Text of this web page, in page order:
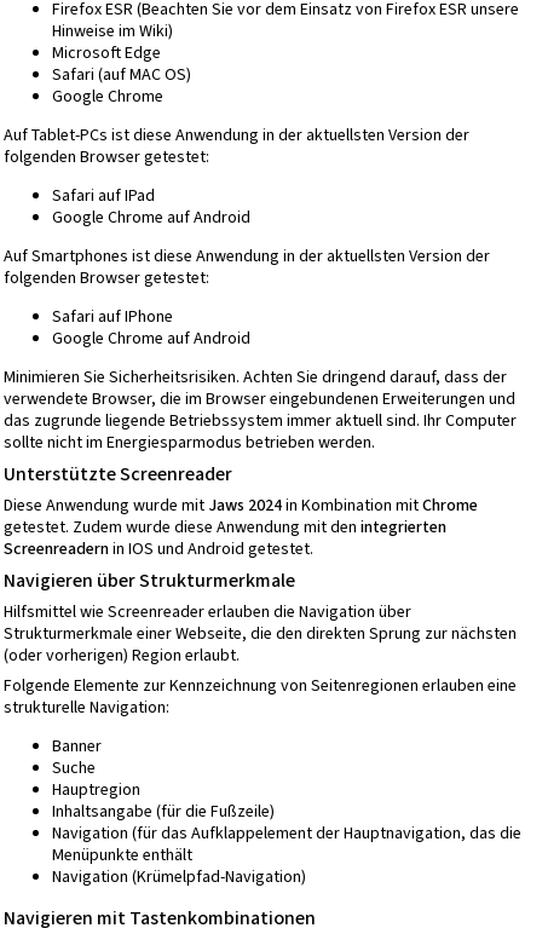
Firefox ESR (Beachten Sie vor dem Einsatz von Firefox ESR unsere
Hinweise im Wiki)
Microsoft Edge
Safari (auf MAC OS)
Google Chrome
Auf Tablet-PCs ist diese Anwendung in der aktuellsten Version der
folgenden Browser getestet:
Safari auf IPad
Google Chrome auf Android
Auf Smartphones ist diese Anwendung in der aktuellsten Version der
folgenden Browser getestet:
Safari auf IPhone
Google Chrome auf Android
Minimieren Sie Sicherheitsrisiken. Achten Sie dringend darauf, dass der
verwendete Browser, die im Browser eingebundenen Erweiterungen und
das zugrunde liegende Betriebssystem immer aktuell sind. Ihr Computer
sollte nicht im Energiesparmodus betrieben werden.
Unterstützte Screenreader
Diese Anwendung wurde mit Jaws 2024in Kombination mitChrome
getestet. Zudem wurde diese Anwendung mit den integrierten
Screenreadernin IOS und Android getestet.
Navigieren über Strukturmerkmale
Hilfsmittel wie Screenreader erlauben die Navigation über
Strukturmerkmale einer Webseite, die den direkten Sprung zur nächsten
(oder vorherigen) Region erlaubt.
Folgende Elemente zur Kennzeichnung von Seitenregionen erlauben eine
strukturelle Navigation:
Banner
Suche
Hauptregion
Inhaltsangabe (für die Fußzeile)
Navigation (für das Aufklappelement der Hauptnavigation, das die
Menüpunkte enthält
Navigation (Krümelpfad-Navigation)
Navigieren mit Tastenkombinationen